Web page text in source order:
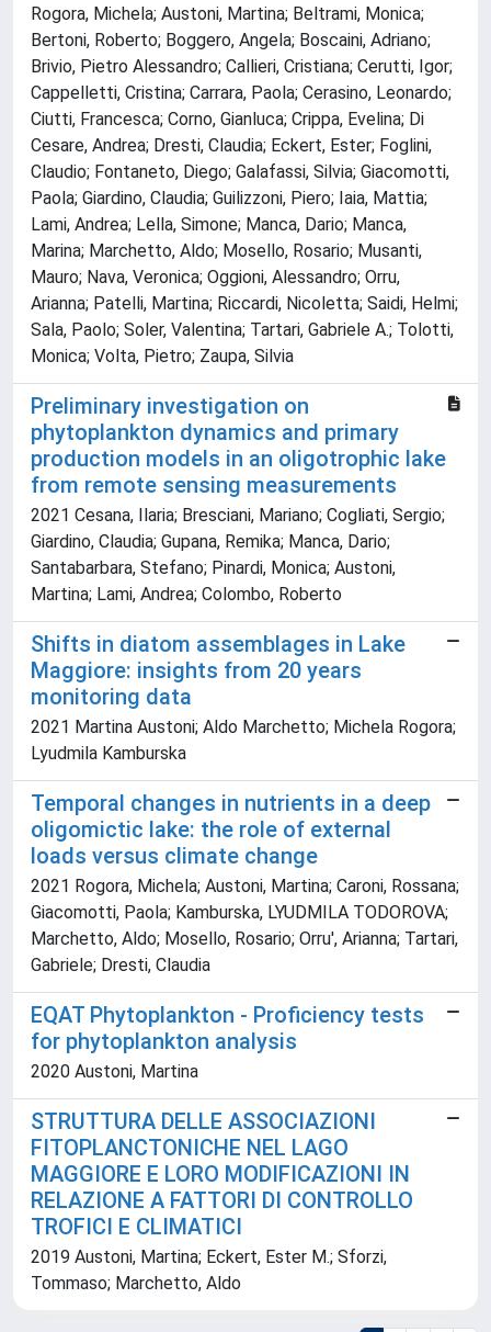
Rogora, Michela; Austoni, Martina; Beltrami, Monica;
Bertoni, Roberto; Boggero, Angela; Boscaini, Adriano;
Brivio, Pietro Alessandro; Callieri, Cristiana; Cerutti, Igor;
Cappelletti, Cristina; Carrara, Paola; Cerasino, Leonardo;
Ciutti, Francesca; Corno, Gianluca; Crippa, Evelina; Di
Cesare, Andrea; Dresti, Claudia; Eckert, Ester; Foglini,
Claudio; Fontaneto, Diego; Galafassi, Silvia; Giacomotti,
Paola; Giardino, Claudia; Guilizzoni, Piero; Iaia, Mattia;
Lami, Andrea; Lella, Simone; Manca, Dario; Manca,
Marina; Marchetto, Aldo; Mosello, Rosario; Musanti,
Mauro; Nava, Veronica; Oggioni, Alessandro; Orru,
Arianna; Patelli, Martina; Riccardi, Nicoletta; Saidi, Helmi;
Sala, Paolo; Soler, Valentina; Tartari, Gabriele A.; Tolotti,
Monica; Volta, Pietro; Zaupa, Silvia
Preliminary investigation on
phytoplankton dynamics and primary
production models in an oligotrophic lake
from remote sensing measurements
2021 Cesana, Ilaria; Bresciani, Mariano; Cogliati, Sergio;
Giardino, Claudia; Gupana, Remika; Manca, Dario;
Santabarbara, Stefano; Pinardi, Monica; Austoni,
Martina; Lami, Andrea; Colombo, Roberto
Shifts in diatom assemblages in Lake
Maggiore: insights from 20 years
monitoring data
2021 Martina Austoni; Aldo Marchetto; Michela Rogora;
Lyudmila Kamburska
Temporal changes in nutrients in a deep
oligomictic lake: the role of external
loads versus climate change
2021 Rogora, Michela; Austoni, Martina; Caroni, Rossana;
Giacomotti, Paola; Kamburska, LYUDMILA TODOROVA;
Marchetto, Aldo; Mosello, Rosario; Orru', Arianna; Tartari,
Gabriele; Dresti, Claudia
EQAT Phytoplankton - Proficiency tests
for phytoplankton analysis
2020 Austoni, Martina
STRUTTURA DELLE ASSOCIAZIONI
FITOPLANCTONICHE NEL LAGO
MAGGIORE E LORO MODIFICAZIONI IN
RELAZIONE A FATTORI DI CONTROLLO
TROFICI E CLIMATICI
2019 Austoni, Martina; Eckert, Ester M.; Sforzi,
Tommaso; Marchetto, Aldo